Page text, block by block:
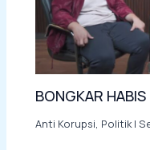
BONGKAR
Anti Korupsi, Politik|